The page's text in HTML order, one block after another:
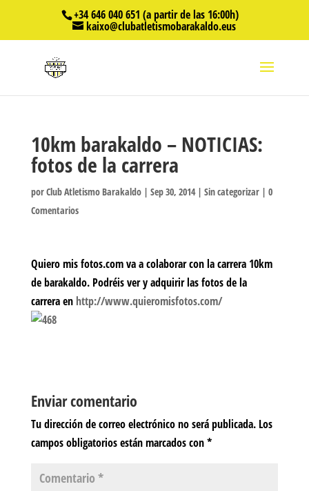
+34 646 040 651 (a partir de las 16:00h)
kaixo@clubatletismobarakaldo.eus
10km barakaldo – NOTICIAS:
fotos de la carrera
porClub Atletismo Barakaldo| Sep 30, 2014| Sin categorizar| 0
Comentarios
Quiero mis fotos.com va a colaborar con la carrera 10km
de barakaldo. Podréis ver y adquirir las fotos de la
carrera en http://www.quieromisfotos.com/
Enviar comentario
Tu dirección de correo electrónico no será publicada. Los
campos obligatorios están marcados con*